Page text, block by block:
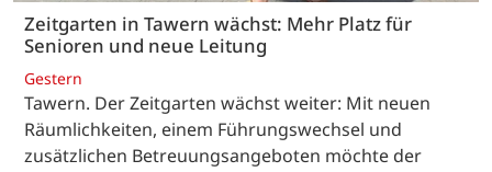
Zeitgarten in Tawern wächst: Mehr Platz für
Senioren und neue Leitung
Gestern
Tawern. Der Zeitgarten wächst weiter: Mit neuen
Räumlichkeiten, einem Führungswechsel und
zusätzlichen Betreuungsangeboten möchte der